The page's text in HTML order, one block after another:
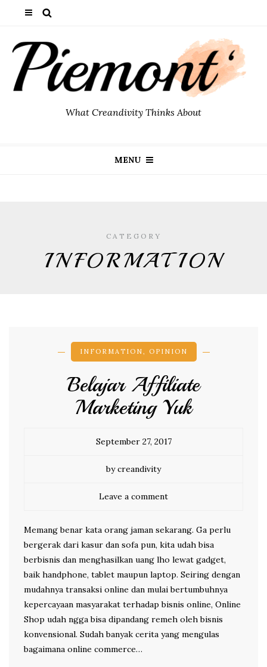
What Creandivity Thinks About
MENU
CATEGORY
INFORMATION
INFORMATION, OPINION
Belajar Affiliate
Marketing Yuk
September 27, 2017
by creandivity
Leave a comment
Memang benar kata orang jaman sekarang. Ga perlu
bergerak dari kasur dan sofa pun, kita udah bisa
berbisnis dan menghasilkan uang lho lewat gadget,
baik handphone, tablet maupun laptop. Seiring dengan
mudahnya transaksi online dan mulai bertumbuhnya
kepercayaan masyarakat terhadap bisnis online, Online
Shop udah ngga bisa dipandang remeh oleh bisnis
konvensional. Sudah banyak cerita yang mengulas
bagaimana online commerce…